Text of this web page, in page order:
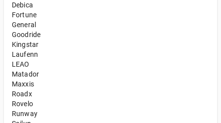
Debica
Fortune
General
Goodride
Kingstar
Laufenn
LEAO
Matador
Maxxis
Roadx
Rovelo
Runway